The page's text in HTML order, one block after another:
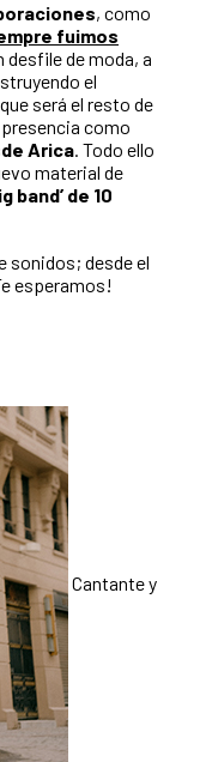
, como
fuimos
desfile de moda, a
el
será el resto de
como
Arica. Todo ello
material de
band’ de 10
sonidos; desde el
esperamos!
Cantante y